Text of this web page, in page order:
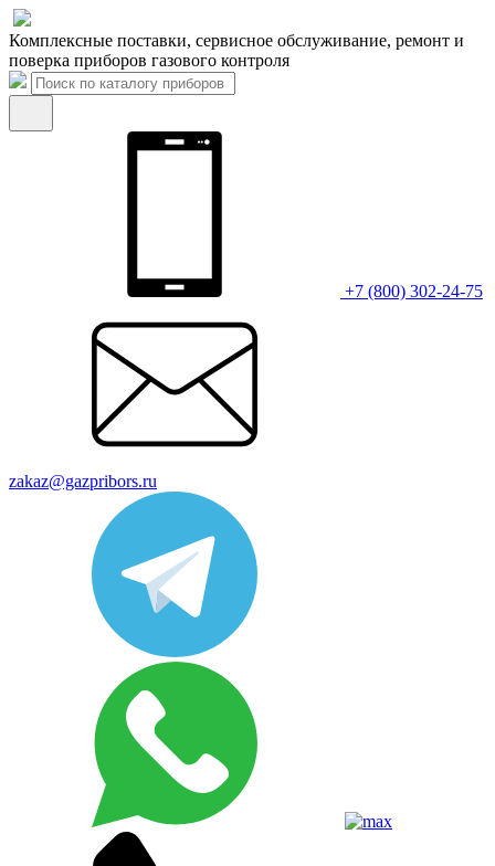
Комплексные поставки, сервисное обслуживание, ремонт и
поверка приборов газового контроля
+7 (800) 302-24-75
zakaz@gazpribors.ru